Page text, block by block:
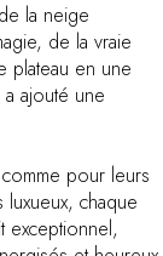
la neige
de la vraie
plateau en une
ajouté une
pour leurs
chaque
exceptionnel,